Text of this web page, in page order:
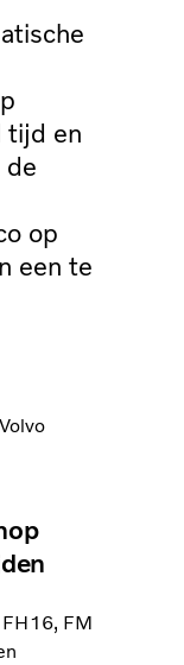
tijd en
de
op
een te
FH16, FM